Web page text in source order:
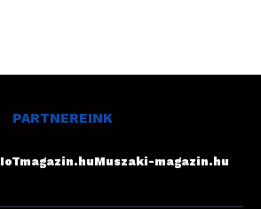
PARTNEREINK
IoTmagazin.huMuszaki-magazin.hu